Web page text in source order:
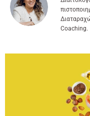
Coaching.